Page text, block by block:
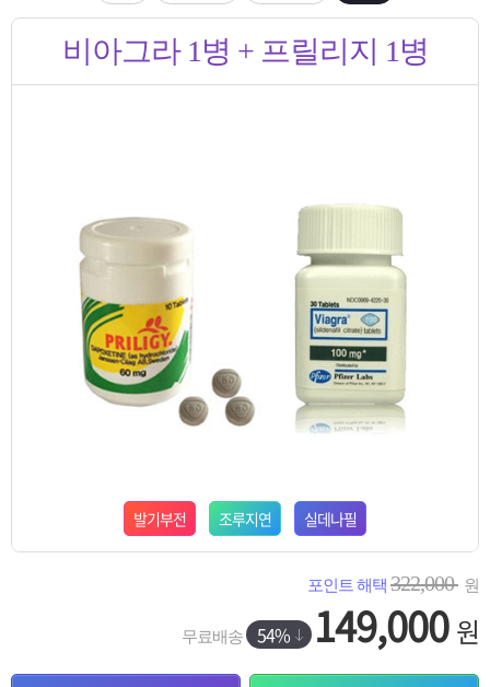
비아그라 1병 + 프릴리지 1병
발기부전 조루지연 실데나필
포인트 해택 322,000 원
무료배송 54% 149,000원